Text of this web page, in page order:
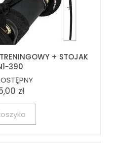
+ STOJAK
390
zł